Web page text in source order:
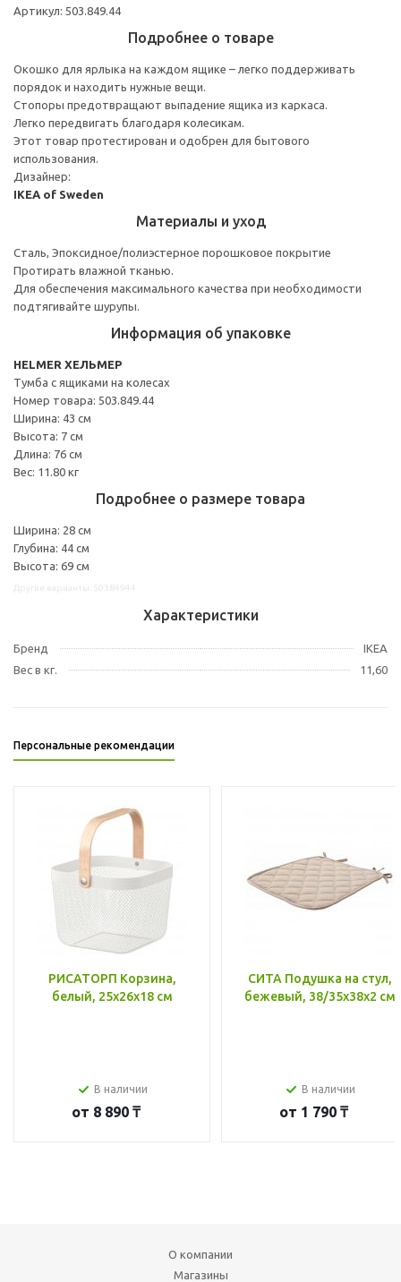
Артикул: 503.849.44
Подробнее о товаре
Окошко для ярлыка на каждом ящике – легко поддерживать
порядок и находить нужные вещи.
Стопоры предотвращают выпадение ящика из каркаса.
Легко передвигать благодаря колесикам.
Этот товар протестирован и одобрен для бытового
использования.
Дизайнер:
IKEA of Sweden
Материалы и уход
Сталь, Эпоксидное/полиэстерное порошковое покрытие
Протирать влажной тканью.
Для обеспечения максимального качества при необходимости
подтягивайте шурупы.
Информация об упаковке
HELMER ХЕЛЬМЕР
Тумба с ящиками на колесах
Номер товара: 503.849.44
Ширина: 43 см
Высота: 7 см
Длина: 76 см
Вес: 11.80 кг
Подробнее о размере товара
Ширина: 28 см
Глубина: 44 см
Высота: 69 см
Характеристики
Бренд
IKEA
Вес в кг.
11,60
Персональные рекомендации
РИСАТОРП Корзина,
белый, 25x26x18 см
В наличии
от 8 890 ₸
СИТА Подушка на стул,
бежевый, 38/35x38x2 см
В наличии
от 1 790 ₸
О компании
Магазины